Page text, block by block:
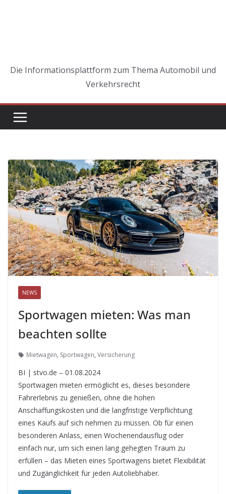
Die Informationsplattform zum Thema Automobil und
Verkehrsrecht
NEWS
Sportwagen mieten: Was man
beachten sollte
Mietwagen, Sportwagen, Versicherung
BI | stvo.de – 01.08.2024
Sportwagen mieten ermöglicht es, dieses besondere
Fahrerlebnis zu genießen, ohne die hohen
Anschaffungskosten und die langfristige Verpflichtung
eines Kaufs auf sich nehmen zu müssen. Ob für einen
besonderen Anlass, einen Wochenendausflug oder
einfach nur, um sich einen lang gehegten Traum zu
erfüllen – das Mieten eines Sportwagens bietet Flexibilität
und Zugänglichkeit für jeden Autoliebhaber.